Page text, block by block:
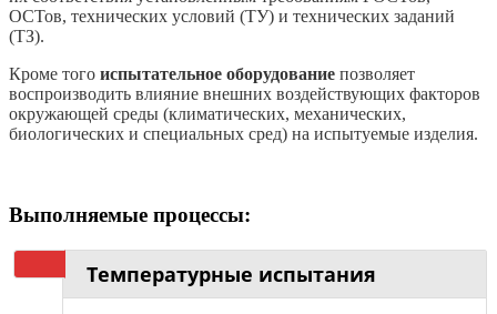
ОСТов, технических условий (ТУ) и технических заданий
(ТЗ).
Кроме того испытательное оборудование позволяет
воспроизводить влияние внешних воздействующих факторов
окружающей среды (климатических, механических,
биологических и специальных сред) на испытуемые изделия.
Выполняемые процессы:
Температурные испытания